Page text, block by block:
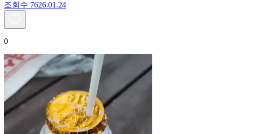
조회수 7626.01.24
0